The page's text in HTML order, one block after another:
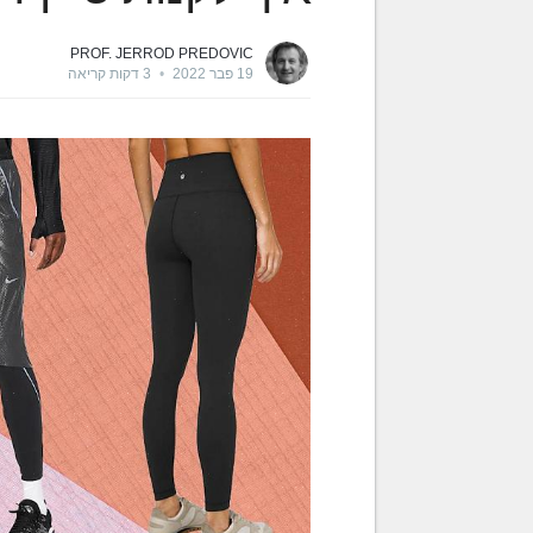
PROF. JERROD PREDOVIC
19 פבר 2022
•